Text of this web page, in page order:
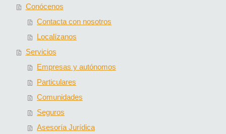
Conócenos
Contacta con nosotros
Localízanos
Servicios
Empresas y autónomos
Particulares
Comunidades
Seguros
Asesoría Jurídica